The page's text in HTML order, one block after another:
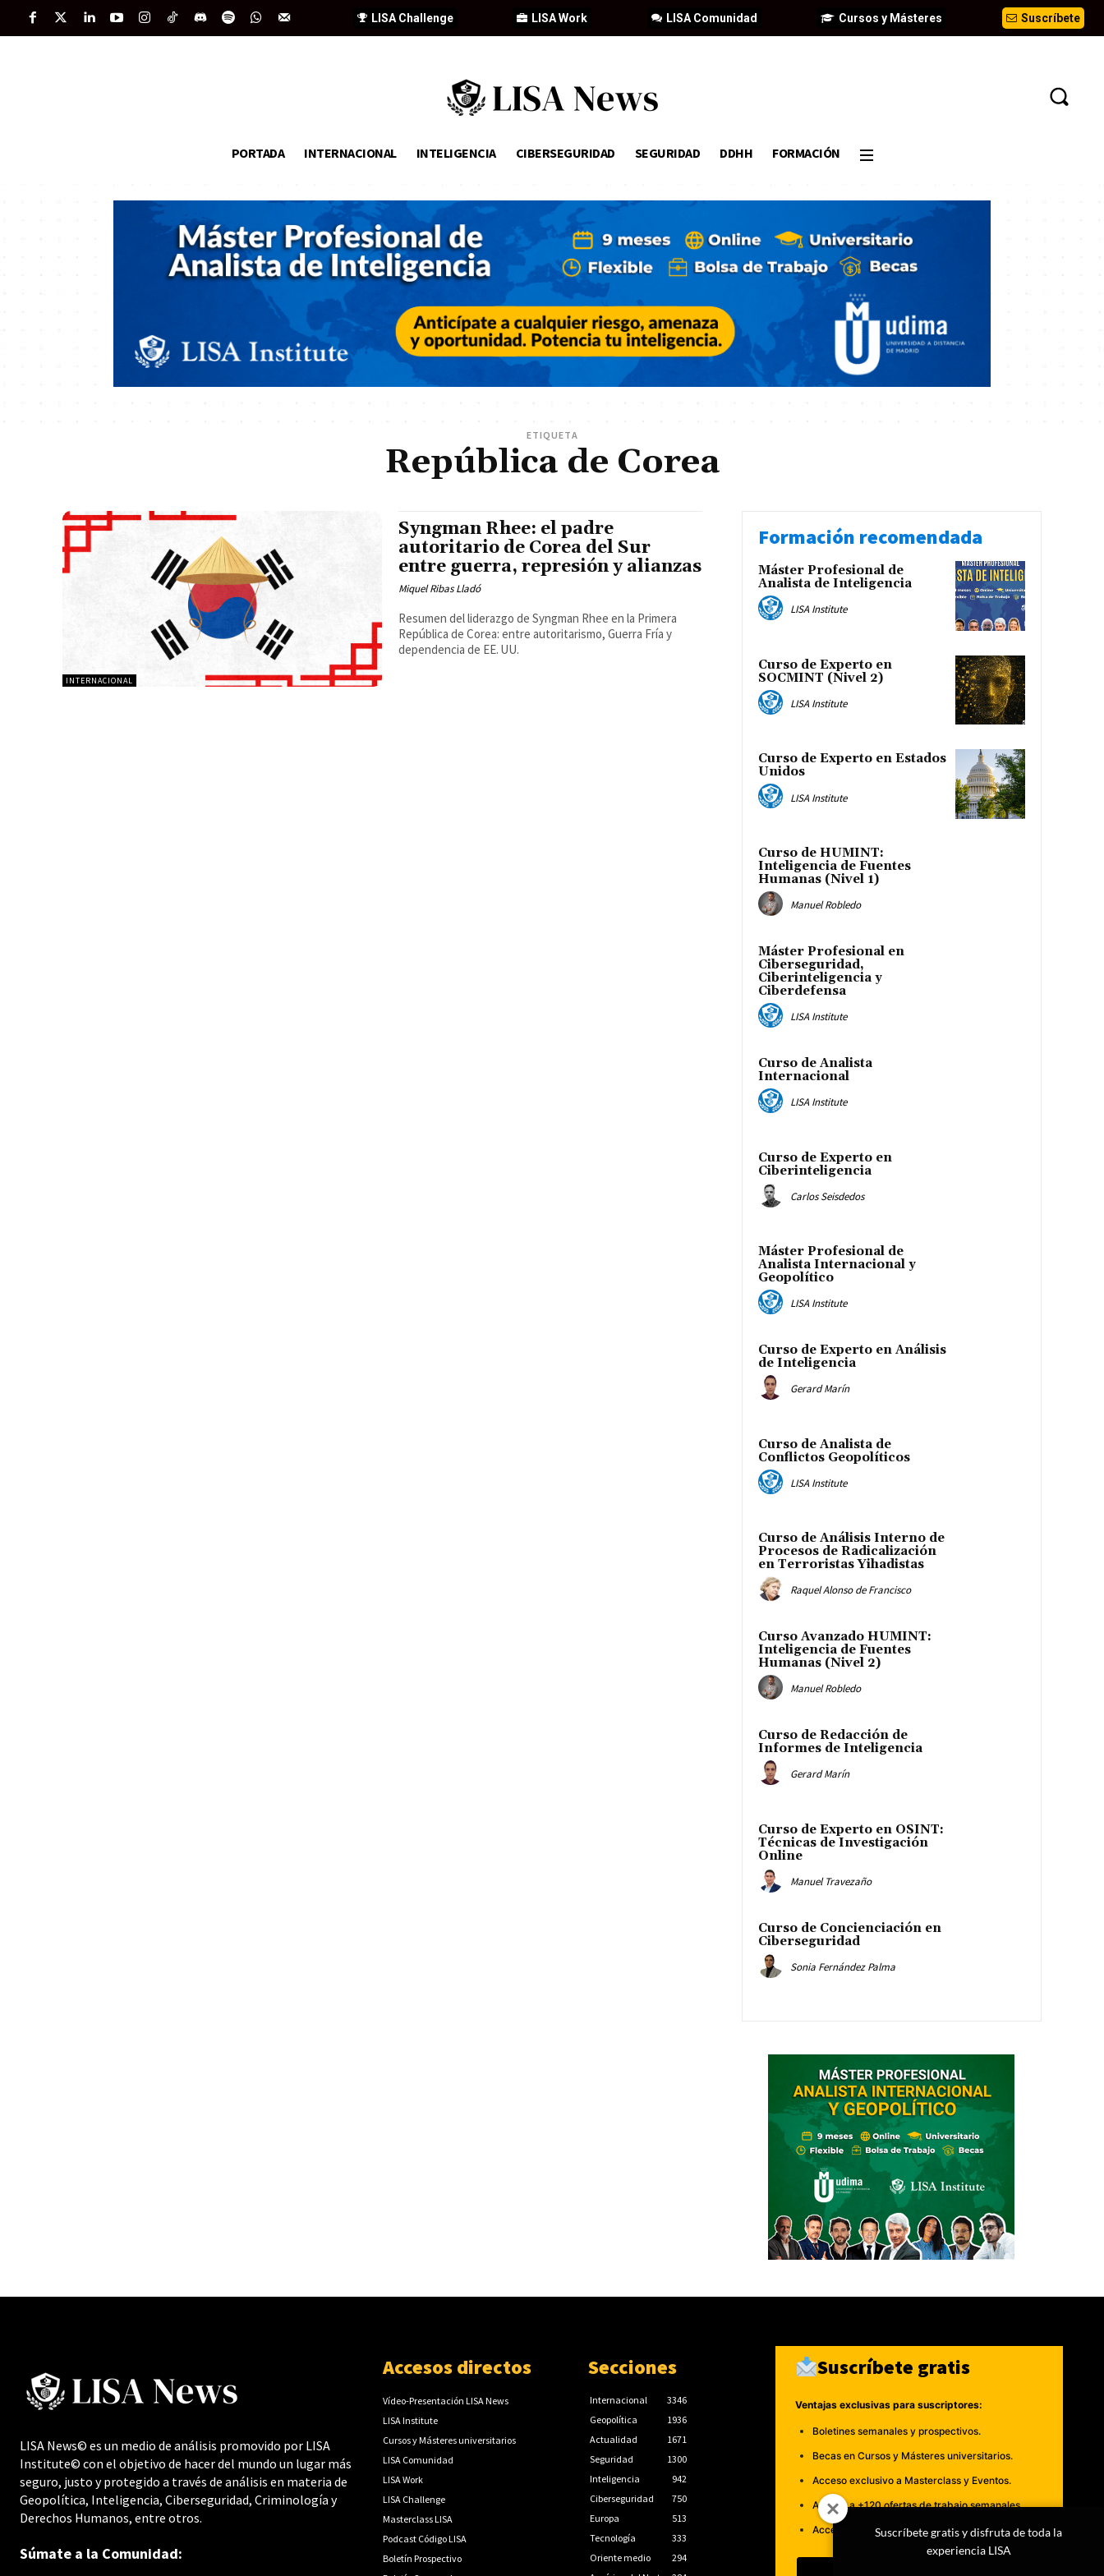
Suscríbete
Cursos y Másteres
LISA Comunidad
LISA Work
LISA Challenge
PORTADA INTERNACIONAL INTELIGENCIA CIBERSEGURIDAD SEGURIDAD DDHH FORMACIÓN
ETIQUETA
República de Corea
INTERNACIONAL
Syngman Rhee: el padre
autoritario de Corea del Sur
entre guerra, represión y alianzas
Miquel Ribas Lladó
Resumen del liderazgo de Syngman Rhee en la Primera
República de Corea: entre autoritarismo, Guerra Fría y
dependencia de EE. UU.
Formación recomendada
Máster Profesional de
Analista de Inteligencia
LISA Institute
Curso de Experto en
SOCMINT (Nivel 2)
LISA Institute
Curso de Experto en Estados
Unidos
LISA Institute
Curso de HUMINT:
Inteligencia de Fuentes
Humanas (Nivel 1)
Manuel Robledo
Máster Profesional en
Ciberseguridad,
Ciberinteligencia y
Ciberdefensa
LISA Institute
Curso de Analista
Internacional
LISA Institute
Curso de Experto en
Ciberinteligencia
Carlos Seisdedos
Máster Profesional de
Analista Internacional y
Geopolítico
LISA Institute
Curso de Experto en Análisis
de Inteligencia
Gerard Marín
Curso de Analista de
Conflictos Geopolíticos
LISA Institute
Curso de Análisis Interno de
Procesos de Radicalización
en Terroristas Yihadistas
Raquel Alonso de Francisco
Curso Avanzado HUMINT:
Inteligencia de Fuentes
Humanas (Nivel 2)
Manuel Robledo
Curso de Redacción de
Informes de Inteligencia
Gerard Marín
Curso de Experto en OSINT:
Técnicas de Investigación
Online
Manuel Travezaño
Curso de Concienciación en
Ciberseguridad
Sonia Fernández Palma
LISA News© es un medio de análisis promovido por LISA
Institute© con el objetivo de hacer del mundo un lugar más
seguro, justo y protegido a través de análisis en materia de
Geopolítica, Inteligencia, Ciberseguridad, Criminología y
Derechos Humanos, entre otros.
Súmate a la Comunidad:
Accesos directos
Vídeo-Presentación LISA News
LISA Institute
Cursos y Másteres universitarios
LISA Comunidad
LISA Work
LISA Challenge
Masterclass LISA
Podcast Código LISA
Boletín Prospectivo
Secciones
Internacional
3346
Geopolítica
1936
Actualidad
1671
Seguridad
1300
Inteligencia
942
Ciberseguridad
750
Europa
513
Tecnología
333
Oriente medio
294
Suscríbete gratis
Ventajas exclusivas para suscriptores:
Boletines semanales y prospectivos.
Becas en Cursos y Másteres universitarios.
Acceso exclusivo a Masterclass y Eventos.
Acceso a +120 ofertas de trabajo semanales.
Acceso a LISA Comunidad y LISA Challenge.
Suscríbete gratis y disfruta de toda la
experiencia LISA